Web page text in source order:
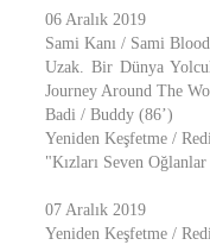
06 Aralık 2019
Sami Kanı / Sami
Uzak. Bir Dünya
Journey Around The
Badi / Buddy (86’)
Yeniden Keşfetme /
"Kızları Seven
07 Aralık 2019
Yeniden Keşfetme /